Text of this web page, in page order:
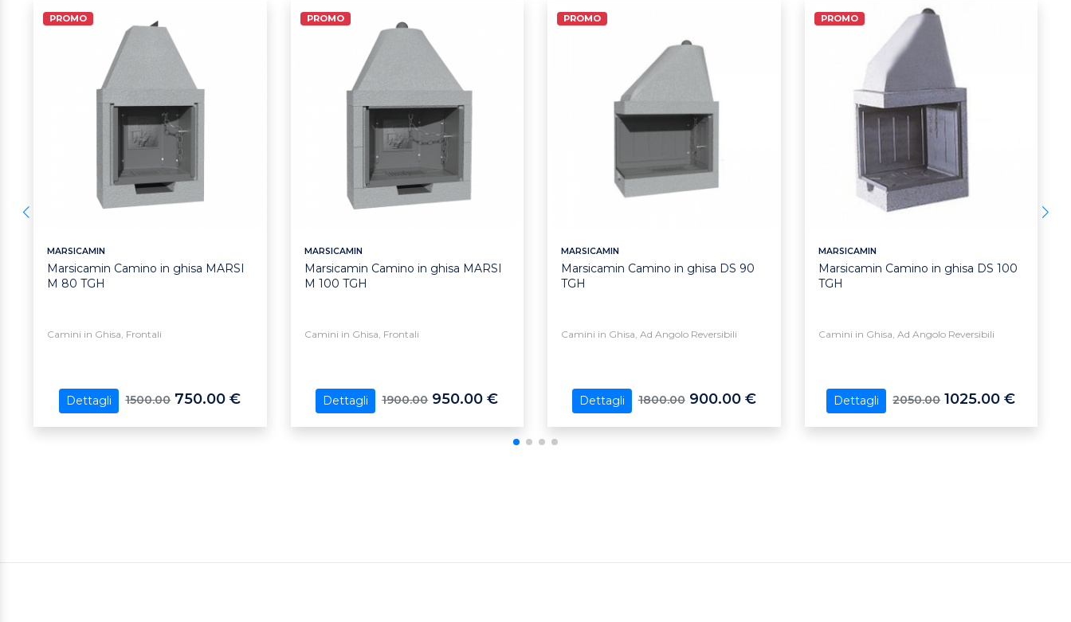
PROMO
MARSICAMIN
Marsicamin Camino in ghisa MARSI
M 80 TGH
Camini in Ghisa, Frontali
Dettagli 1500.00750.00 €
PROMO
MARSICAMIN
Marsicamin Camino in ghisa MARSI
M 100 TGH
Camini in Ghisa, Frontali
Dettagli 1900.00950.00 €
PROMO
MARSICAMIN
Marsicamin Camino in ghisa DS 90
TGH
Camini in Ghisa, Ad Angolo Reversibili
Dettagli 1800.00900.00 €
PROMO
MARSICAMIN
Marsicamin Camino in ghisa DS 100
TGH
Camini in Ghisa, Ad Angolo Reversibili
Dettagli 2050.001025.00 €